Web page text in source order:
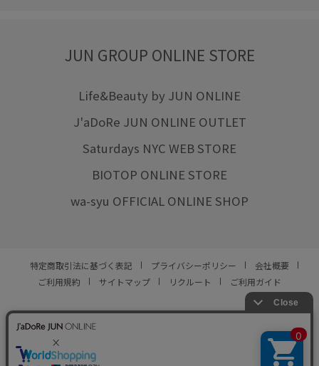
JUN GROUP ONLINE STORE
Life&Beauty by JUN ONLINE
J'aDoRe JUN ONLINE OUTLET
Saturdays NYC WEB STORE
BIOTOP ONLINE STORE
wa-syu OFFICIAL ONLINE SHOP
特定商取引法に基づく表記 プライバシーポリシー
会社概要
ご利用規約
サイトマップ リクルート ご利用ガイド
© JUN CO.,LTD. ALL RIGHTS RESERVED.